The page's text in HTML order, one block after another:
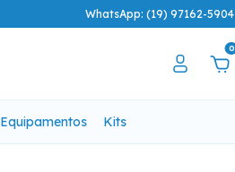
WhatsApp: (19) 97162-5904
0
Equipamentos Kits